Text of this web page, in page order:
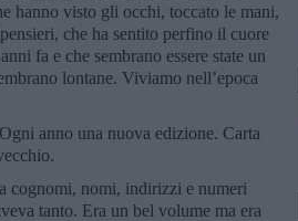
hanno visto gli occhi, toccato le mani,
che ha sentito perfino il cuore
fa e che sembrano essere state un
lontane. Viviamo nell’epoca
anno una nuova edizione. Carta
cognomi, nomi, indirizzi e numeri
tanto. Era un bel volume ma era